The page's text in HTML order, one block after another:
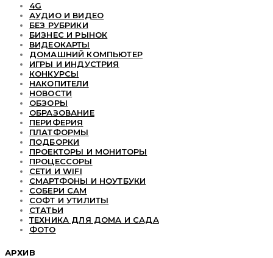
4G
АУДИО И ВИДЕО
БЕЗ РУБРИКИ
БИЗНЕС И РЫНОК
ВИДЕОКАРТЫ
ДОМАШНИЙ КОМПЬЮТЕР
ИГРЫ И ИНДУСТРИЯ
КОНКУРСЫ
НАКОПИТЕЛИ
НОВОСТИ
ОБЗОРЫ
ОБРАЗОВАНИЕ
ПЕРИФЕРИЯ
ПЛАТФОРМЫ
ПОДБОРКИ
ПРОЕКТОРЫ И МОНИТОРЫ
ПРОЦЕССОРЫ
СЕТИ И WIFI
СМАРТФОНЫ И НОУТБУКИ
СОБЕРИ САМ
СОФТ И УТИЛИТЫ
СТАТЬИ
ТЕХНИКА ДЛЯ ДОМА И САДА
ФОТО
АРХИВ